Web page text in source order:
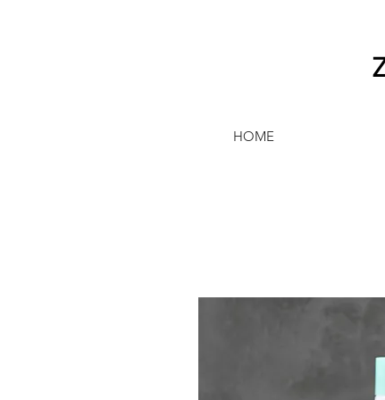
HOME